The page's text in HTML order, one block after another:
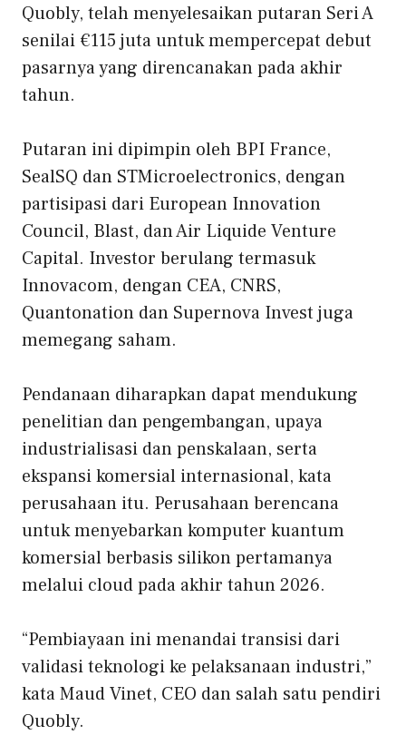
Quobly, telah menyelesaikan putaran Seri A
senilai €115 juta untuk mempercepat debut
pasarnya yang direncanakan pada akhir
tahun.
Putaran ini dipimpin oleh BPI France,
SealSQ dan STMicroelectronics, dengan
partisipasi dari European Innovation
Council, Blast, dan Air Liquide Venture
Capital. Investor berulang termasuk
Innovacom, dengan CEA, CNRS,
Quantonation dan Supernova Invest juga
memegang saham.
Pendanaan diharapkan dapat mendukung
penelitian dan pengembangan, upaya
industrialisasi dan penskalaan, serta
ekspansi komersial internasional, kata
perusahaan itu. Perusahaan berencana
untuk menyebarkan komputer kuantum
komersial berbasis silikon pertamanya
melalui cloud pada akhir tahun 2026.
“Pembiayaan ini menandai transisi dari
validasi teknologi ke pelaksanaan industri,”
kata Maud Vinet, CEO dan salah satu pendiri
Quobly.